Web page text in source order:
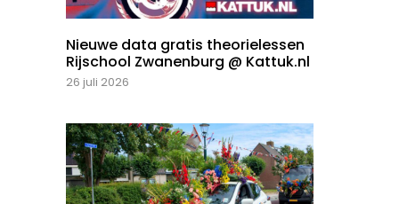
Nieuwe data gratis theorielessen
Rijschool Zwanenburg @ Kattuk.nl
26 juli 2026